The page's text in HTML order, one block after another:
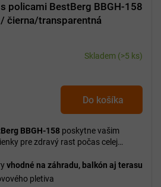
policami BestBerg BBGH-158
čierna/transparentná
Skladem (>5 ks)
Do košíka
BBGH-158 poskytne vašim
pre zdravý rast počas celej
vhodné na záhradu, balkón aj terasu
pletiva